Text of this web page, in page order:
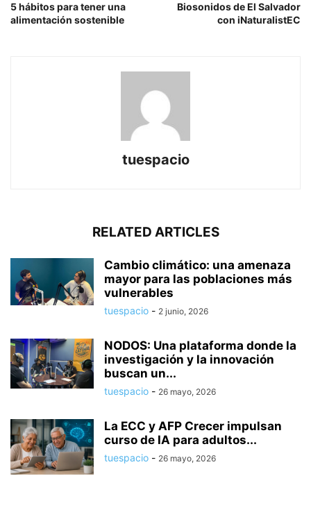
5 hábitos para tener una
alimentación sostenible
Biosonidos de El Salvador
con iNaturalistEC
tuespacio
RELATED ARTICLES
Cambio climático: una amenaza
mayor para las poblaciones más
vulnerables
tuespacio - 2 junio, 2026
NODOS: Una plataforma donde la
investigación y la innovación
buscan un...
tuespacio - 26 mayo, 2026
La ECC y AFP Crecer impulsan
curso de IA para adultos...
tuespacio - 26 mayo, 2026